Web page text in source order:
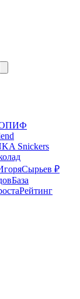
ОПИФ
Snickers
Сырьев ₽
База
Рейтинг